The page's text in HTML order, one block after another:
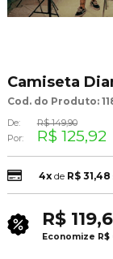
Camiseta
Cod. do Produto:
De:
R$ 149,90
Por:
R$ 125,92
4xde R$ 31,48
R$
Economize R$